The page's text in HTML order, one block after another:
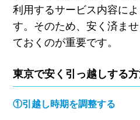
利用するサービス内容に
す。そのため、安く済ま
ておくのが重要です。
東京で安く引っ越しする方
①引越し時期を調整する